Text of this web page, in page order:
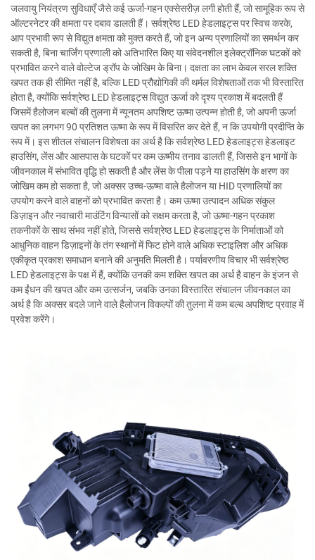
जलवायु नियंत्रण सुविधाएँ जैसे कई ऊर्जा-गहन एक्सेसरीज़ लगी होती हैं, जो सामूहिक रूप से
ऑल्टरनेटर की क्षमता पर दबाव डालती हैं। सर्वश्रेष्ठ LED हेडलाइट्स पर स्विच करके,
आप प्रभावी रूप से विद्युत क्षमता को मुक्त करते हैं, जो इन अन्य प्रणालियों का समर्थन कर
सकती है, बिना चार्जिंग प्रणाली को अतिभारित किए या संवेदनशील इलेक्ट्रॉनिक घटकों को
प्रभावित करने वाले वोल्टेज ड्रॉप के जोखिम के बिना। दक्षता का लाभ केवल सरल शक्ति
खपत तक ही सीमित नहीं है, बल्कि LED प्रौद्योगिकी की थर्मल विशेषताओं तक भी विस्तारित
होता है, क्योंकि सर्वश्रेष्ठ LED हेडलाइट्स विद्युत ऊर्जा को दृश्य प्रकाश में बदलती हैं
जिसमें हैलोजन बल्बों की तुलना में न्यूनतम अपशिष्ट ऊष्मा उत्पन्न होती है, जो अपनी ऊर्जा
खपत का लगभग 90 प्रतिशत ऊष्मा के रूप में विसरित कर देते हैं, न कि उपयोगी प्रदीप्ति के
रूप में। इस शीतल संचालन विशेषता का अर्थ है कि सर्वश्रेष्ठ LED हेडलाइट्स हेडलाइट
हाउसिंग, लेंस और आसपास के घटकों पर कम ऊष्मीय तनाव डालती हैं, जिससे इन भागों के
जीवनकाल में संभावित वृद्धि हो सकती है और लेंस के पीला पड़ने या हाउसिंग के क्षरण का
जोखिम कम हो सकता है, जो अक्सर उच्च-ऊष्मा वाले हैलोजन या HID प्रणालियों का
उपयोग करने वाले वाहनों को प्रभावित करता है। कम ऊष्मा उत्पादन अधिक संकुल
डिज़ाइन और नवाचारी माउंटिंग विन्यासों को सक्षम करता है, जो ऊष्मा-गहन प्रकाश
तकनीकों के साथ संभव नहीं होते, जिससे सर्वश्रेष्ठ LED हेडलाइट्स के निर्माताओं को
आधुनिक वाहन डिज़ाइनों के तंग स्थानों में फिट होने वाले अधिक स्टाइलिश और अधिक
एकीकृत प्रकाश समाधान बनाने की अनुमति मिलती है। पर्यावरणीय विचार भी सर्वश्रेष्ठ
LED हेडलाइट्स के पक्ष में हैं, क्योंकि उनकी कम शक्ति खपत का अर्थ है वाहन के इंजन से
कम ईंधन की खपत और कम उत्सर्जन, जबकि उनका विस्तारित संचालन जीवनकाल का
अर्थ है कि अक्सर बदले जाने वाले हैलोजन विकल्पों की तुलना में कम बल्ब अपशिष्ट प्रवाह में
प्रवेश करेंगे।